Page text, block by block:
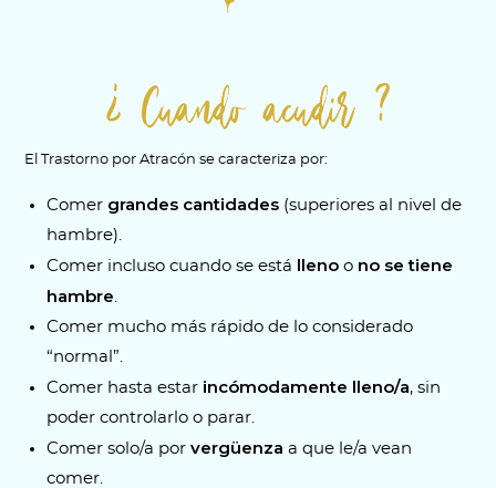
¿ Cuando acudir ?
El Trastorno por Atracón se caracteriza por:
Comer grandes cantidades (superiores al nivel de
hambre).
Comer incluso cuando se está lleno o no se tiene
hambre
Comer mucho más rápido de lo considerado
“normal”.
Comer hasta estar incómodamente lleno/a, sin
poder controlarlo o parar.
Comer solo/a porvergüenza a que le/a vean
comer.